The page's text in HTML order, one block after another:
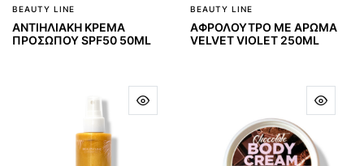
BEAUTY LINE
ΑΝΤΙΗΛΙΑΚΗ ΚΡΕΜΑ
ΠΡΟΣΩΠΟΥ SPF50 50ML
BEAUTY LINE
ΑΦΡΟΛΟΥΤΡΟ ΜΕ ΑΡΩΜΑ
VELVET VIOLET 250ML